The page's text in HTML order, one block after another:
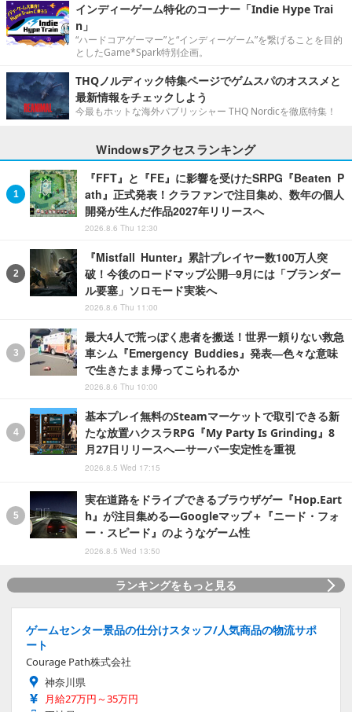
インディーゲーム特化のコーナー「Indie Hype Trai
n」
“ハードコアゲーマー”と“インディーゲーム”を繋げることを目的
としたGame*Spark特別企画。
THQノルディック特集ページでゲムスパのオススメと
最新情報をチェックしよう
今最もホットな海外パブリッシャー THQ Nordicを徹底特集！
Windowsアクセスランキング
『FFT』と『FE』に影響を受けたSRPG『Beaten P
ath』正式発表！クラファンで注目集め、数年の個人
開発が生んだ作品2027年リリースへ
2026.8.6 Thu 12:30
『Mistfall Hunter』累計プレイヤー数100万人突
破！今後のロードマップ公開─9月には「ブランダー
ル要塞」ソロモード実装へ
2026.8.6 Thu 11:00
最大4人で荒っぽく患者を搬送！世界一頼りない救急
車シム『Emergency Buddies』発表―色々な意味
で生きたまま帰ってこられるか
2026.8.6 Thu 10:00
基本プレイ無料のSteamマーケットで取引できる新
たな放置ハクスラRPG『My Party Is Grinding』8
月27日リリースへ―サーバー安定性を重視
2026.8.5 Wed 17:15
実在道路をドライブできるブラウザゲー『Hop.Eart
h』が注目集める―Googleマップ＋『ニード・フォ
ー・スピード』のようなゲーム性
2026.8.5 Wed 13:50
ランキングをもっと見る
ゲームセンター景品の仕分けスタッフ/人気商品の物流サポ
ート
Courage Path株式会社
神奈川県
月給27万円～35万円